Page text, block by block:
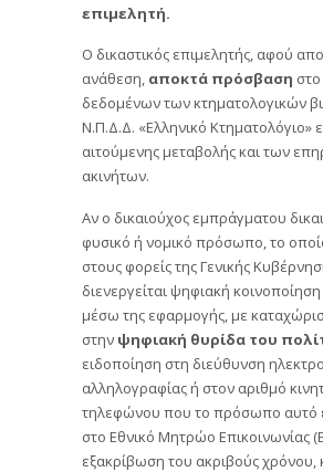
επιμελητή.
Ο δικαστικός επιμελητής, αφού
ανάθεση, αποκτά πρόσβαση
δεδομένων των κτηματολογικών
Ν.Π.Δ.Δ. «Ελληνικό Κτηματολόγιο»
αιτούμενης μεταβολής και των
ακινήτων.
Αν ο δικαιούχος εμπράγματου
φυσικό ή νομικό πρόσωπο, το
στους φορείς της Γενικής
διενεργείται ψηφιακή
μέσω της εφαρμογής, με
στην ψηφιακή θυρίδα του
ειδοποίηση στη διεύθυνση
αλληλογραφίας ή στον αριθμό
τηλεφώνου που το πρόσωπο αυτό
στο Εθνικό Μητρώο Επικοινωνίας
εξακρίβωση του ακριβούς χρόνου,